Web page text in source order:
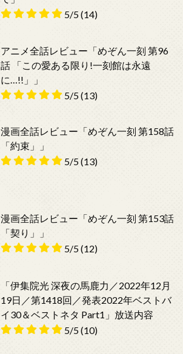
5/5(14)
アニメ全話レビュー「めぞん一刻 第96
話 「この愛ある限り!一刻館は永遠
に…!!」」
5/5(13)
漫画全話レビュー「めぞん一刻 第158話
「約束」」
5/5(13)
漫画全話レビュー「めぞん一刻 第153話
「契り」」
5/5(12)
「伊集院光 深夜の馬鹿力／2022年12月
19日／第1418回／発表2022年ベストバ
イ30＆ベストネタ Part1」放送内容
5/5(10)